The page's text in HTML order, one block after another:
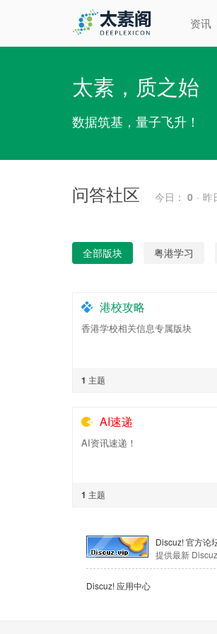
资讯
太素，质之始
数据筑基，量子飞升！
问答社区 今日： 0 · 昨
全部版块 粤港学习
港校攻略
香港学校相关信息专属版块
1 主题
AI速递
AI资讯速递！
1 主题
Discuz! 官方论
提供最新
Discuz! 应用中心